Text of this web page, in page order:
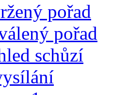
pořad
pořad
schůzí